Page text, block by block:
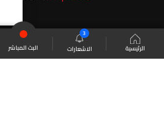
الرئيسية الاشعارات
3
البث المباشر
موقع البرامج الجدول